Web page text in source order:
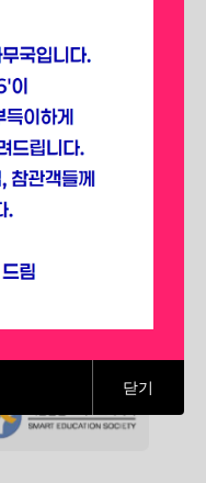
닫기